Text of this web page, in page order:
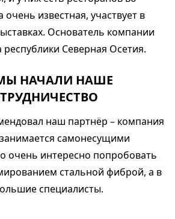
очень известная, участвует в
Основатель компании
Северная Осетия.
НАЧАЛИ НАШЕ
наш партнёр – компания
самонесущими
очень интересно попробовать
стальной фиброй, а в
специалисты.